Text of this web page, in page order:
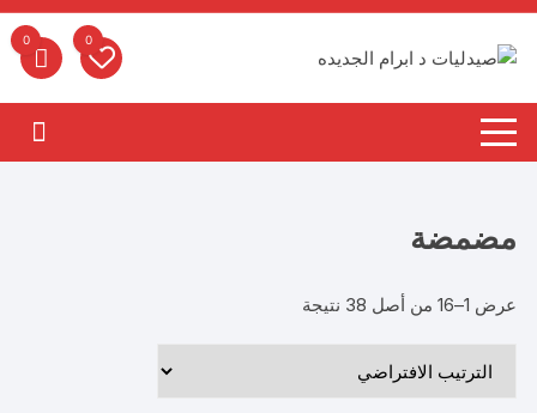
التجاوز
إلى
المحتوى
0
0
مضمضة
عرض 1–16 من أصل 38 نتيجة